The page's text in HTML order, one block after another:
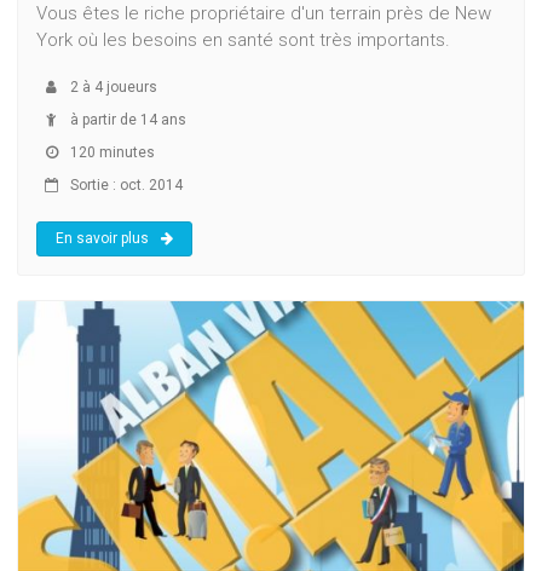
Vous êtes le riche propriétaire d'un terrain près de New
York où les besoins en santé sont très importants.
2 à 4 joueurs
à partir de 14 ans
120 minutes
Sortie : oct. 2014
En savoir plus